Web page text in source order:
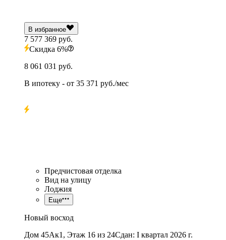
В избранное
7 577 369 руб.
Скидка 6%
8 061 031 руб.
В ипотеку - от 35 371 руб./мес
Предчистовая отделка
Вид на улицу
Лоджия
Еще
Новый восход
Дом 45Ак1, Этаж 16 из 24Сдан: I квартал 2026 г.